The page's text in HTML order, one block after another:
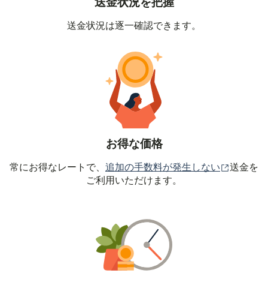
送金状況を把握
送金状況は逐一確認できます。
お得な価格
常にお得なレートで、 追加の手数料が発生しない （別ウ
送金を
ご利用いただけます。